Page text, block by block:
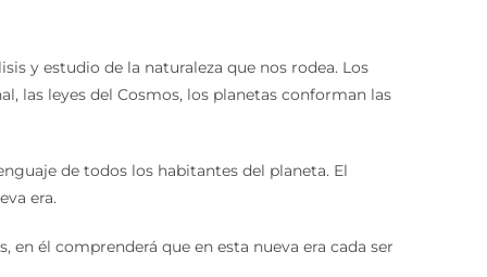
y estudio de la naturaleza que nos rodea. Los
las leyes del Cosmos, los planetas conforman las
de todos los habitantes del planeta. El
era.
él comprenderá que en esta nueva era cada ser